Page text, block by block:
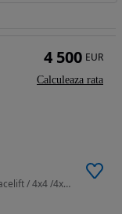
1956 cm3 • 135 CP • Suzuki SX4/ 2013 an Fab / facelift / 4x4 /4x2 / euro 5
4 500 EUR
Calculeaza rata